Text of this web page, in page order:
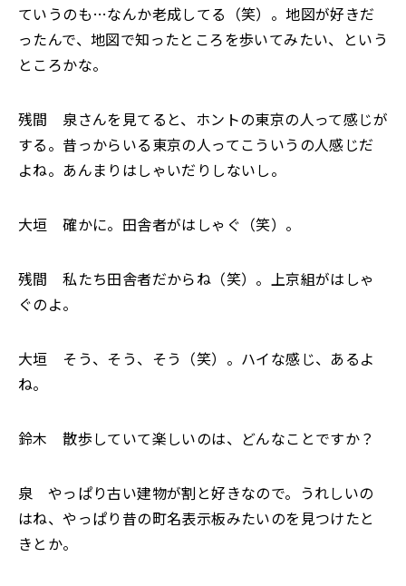
ていうのも…なんか老成してる（笑）。地図が好きだ
ったんで、地図で知ったところを歩いてみたい、という
ところかな。
残間 泉さんを見てると、ホントの東京の人って感じが
する。昔っからいる東京の人ってこういうの人感じだ
よね。あんまりはしゃいだりしないし。
大垣 確かに。田舎者がはしゃぐ（笑）。
残間 私たち田舎者だからね（笑）。上京組がはしゃ
ぐのよ。
大垣 そう、そう、そう（笑）。ハイな感じ、あるよ
ね。
鈴木 散歩していて楽しいのは、どんなことですか？
泉 やっぱり古い建物が割と好きなので。うれしいの
はね、やっぱり昔の町名表示板みたいのを見つけたと
きとか。